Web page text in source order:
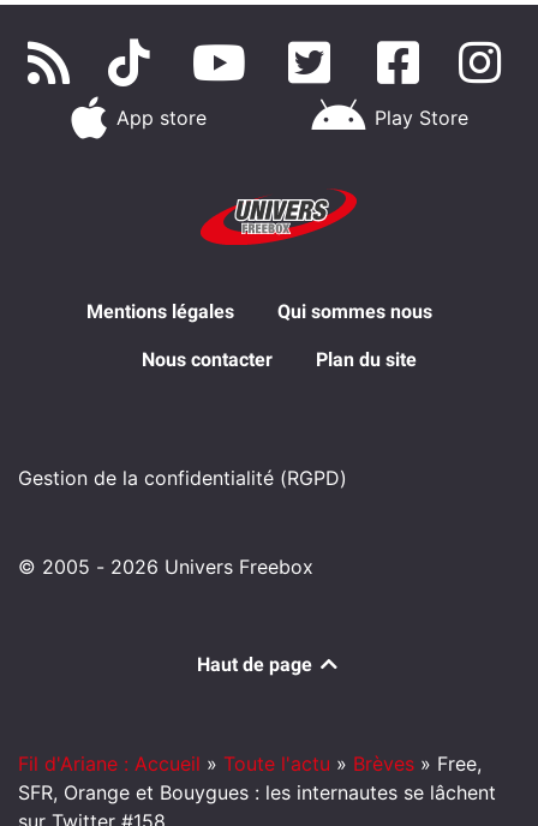
App store Play Store
Mentions légales Qui sommes nous
Nous contacter Plan du site
Gestion de la confidentialité (RGPD)
© 2005 - 2026 Univers Freebox
Haut de page
Fil d'Ariane : Accueil » Toute l'actu » Brèves » Free,
SFR, Orange et Bouygues : les internautes se lâchent